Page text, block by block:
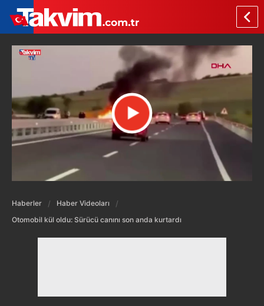
Haberler
Haber Videoları
Otomobil kül oldu: Sürücü canını son anda kurtardı